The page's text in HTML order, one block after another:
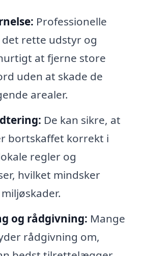
Professionelle
rette udstyr og
at fjerne store
uden at skade de
arealer.
De kan sikre, at
bortskaffet korrekt i
regler og
hvilket mindsker
og rådgivning: Mange
rådgivning om,